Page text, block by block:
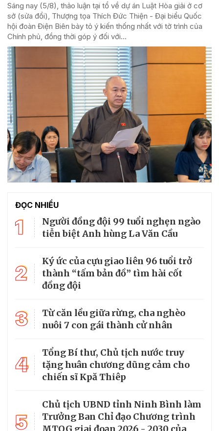
Sáng nay (5/8), thảo luận tại tổ về dự án Luật Hòa giải ở cơ
sở (sửa đổi), Thượng tọa Thích Đức Thiện - Đại biểu Quốc
hội đoàn Điện Biên bày tỏ ý kiến thống nhất với tờ trình của
Chính phủ, đồng thời góp ý đối với...
ĐỌC NHIỀU
1
Người đồng đội 99 tuổi nghẹn ngào
tiễn biệt Anh hùng La Văn Cầu
2
Ký ức của cựu giao liên 96 tuổi trở
thành “tấm bản đồ” tìm hài cốt
đồng đội
3
Từ căn lều giữa rừng, cha nghèo
nuôi 7 con gái thành cử nhân
4
Tổng Bí thư, Chủ tịch nước truy
tặng huân chương dũng cảm cho
chiến sĩ Kpă Thiêp
5
Chủ tịch UBND tỉnh Ninh Bình làm
Trưởng Ban Chỉ đạo Chương trình